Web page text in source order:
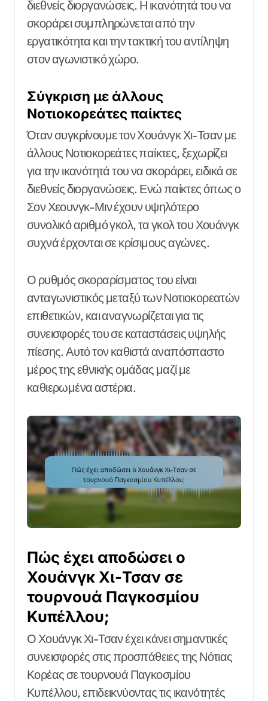
διεθνείς διοργανώσεις. Η ικανότητά του να
σκοράρει συμπληρώνεται από την
εργατικότητα και την τακτική του αντίληψη
στον αγωνιστικό χώρο.
Σύγκριση με άλλους
Νοτιοκορεάτες παίκτες
Όταν συγκρίνουμε τον Χουάνγκ Χι-Τσαν με
άλλους Νοτιοκορεάτες παίκτες, ξεχωρίζει
για την ικανότητά του να σκοράρει, ειδικά σε
διεθνείς διοργανώσεις. Ενώ παίκτες όπως ο
Σον Χεουνγκ-Μιν έχουν υψηλότερο
συνολικό αριθμό γκολ, τα γκολ του Χουάνγκ
συχνά έρχονται σε κρίσιμους αγώνες.
Ο ρυθμός σκοραρίσματος του είναι
ανταγωνιστικός μεταξύ των Νοτιοκορεατών
επιθετικών, και αναγνωρίζεται για τις
συνεισφορές του σε καταστάσεις υψηλής
πίεσης. Αυτό τον καθιστά αναπόσπαστο
μέρος της εθνικής ομάδας μαζί με
καθιερωμένα αστέρια.
Πώς έχει αποδώσει ο
Χουάνγκ Χι-Τσαν σε
τουρνουά Παγκοσμίου
Κυπέλλου;
Ο Χουάνγκ Χι-Τσαν έχει κάνει σημαντικές
συνεισφορές στις προσπάθειες της Νότιας
Κορέας σε τουρνουά Παγκοσμίου
Κυπέλλου, επιδεικνύοντας τις ικανότητές